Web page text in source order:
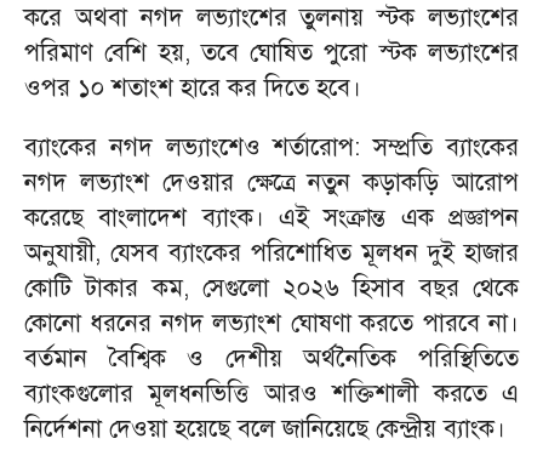
করে অথবা নগদ লভ্যাংশের তুলনায় স্টক লভ্যাংশের
পরিমাণ বেশি হয়, তবে ঘোষিত পুরো স্টক লভ্যাংশের
ওপর ১০ শতাংশ হারে কর দিতে হবে।
ব্যাংকের নগদ লভ্যাংশেও শর্তারোপ: সম্প্রতি ব্যাংকের
নগদ লভ্যাংশ দেওয়ার ক্ষেত্রে নতুন কড়াকড়ি আরোপ
করেছে বাংলাদেশ ব্যাংক। এই সংক্রান্ত এক প্রজ্ঞাপন
অনুযায়ী, যেসব ব্যাংকের পরিশোধিত মূলধন দুই হাজার
কোটি টাকার কম, সেগুলো ২০২৬ হিসাব বছর থেকে
কোনো ধরনের নগদ লভ্যাংশ ঘোষণা করতে পারবে না।
বর্তমান বৈশ্বিক ও দেশীয় অর্থনৈতিক পরিস্থিতিতে
ব্যাংকগুলোর মূলধনভিত্তি আরও শক্তিশালী করতে এ
নির্দেশনা দেওয়া হয়েছে বলে জানিয়েছে কেন্দ্রীয় ব্যাংক।